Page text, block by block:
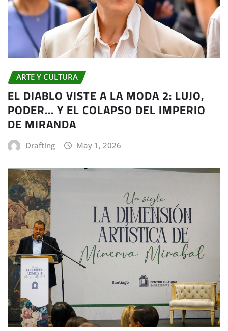
ARTE Y CULTURA
EL DIABLO VISTE A LA MODA 2: LUJO,
PODER… Y EL COLAPSO DEL IMPERIO
DE MIRANDA
Drafting May 1, 2026